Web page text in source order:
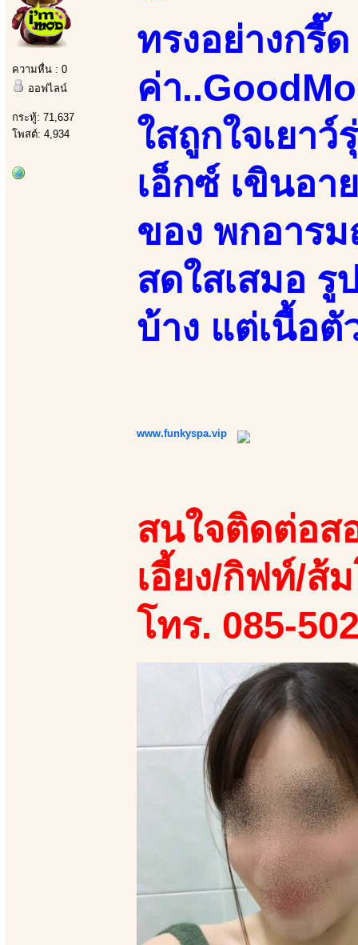
ความหื่น : 0
ออฟไลน์
กระทู้: 71,637
โพสต์: 4,934
ทรงอย่างกรี๊
ค่า
ใสถูกใจเยา
เอ็กซ์ เขินอ
ของ พกอาร
สดใสเสมอ
บ้าง แต่เนื้อตั
www.funkyspa.vip
สนใจติดต่อส
เอี้ยง/กิฟท์/ส้
โทร. 085-